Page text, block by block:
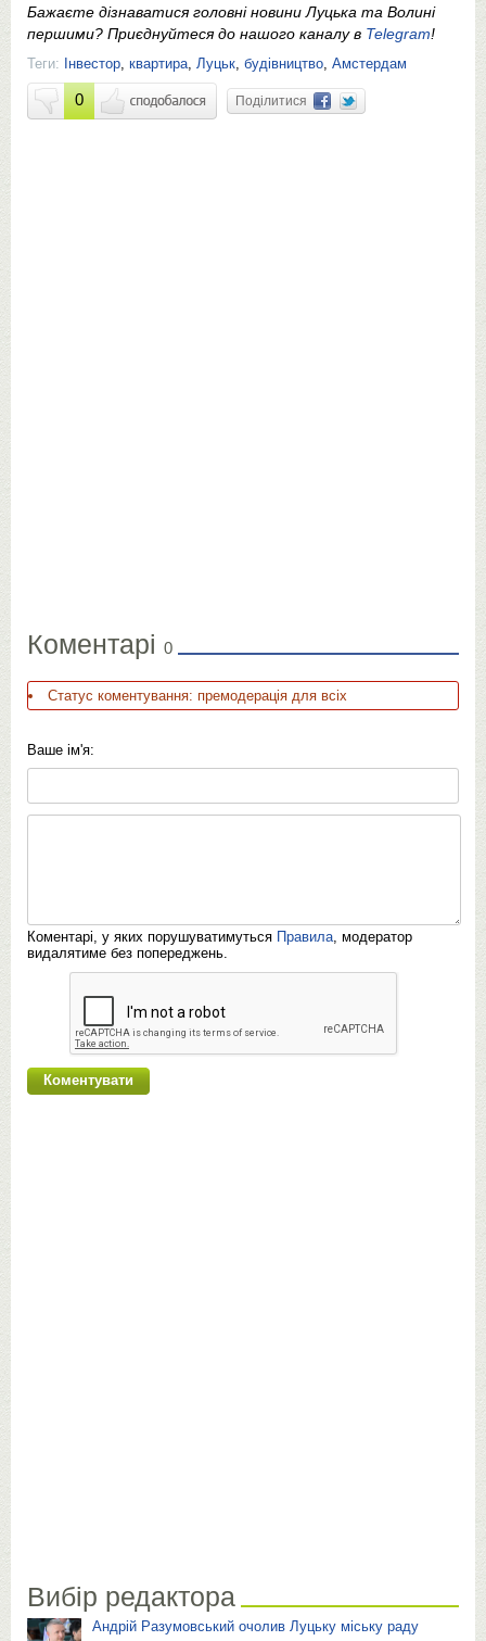
Бажаєте дізнаватися головні новини Луцька та Волині
першими? Приєднуйтеся до нашого каналу в Telegram!
Теги: Інвестор квартира Луцьк будівництво Амстердам
0 Поділитися
Коментарі 0
Статус коментування: премодерація для всіх
Ваше ім'я:
Коментарі, у яких порушуватимуться Правила , модератор
видалятиме без попереджень.
Вибір редактора
Андрій Разумовський очолив Луцьку міську раду